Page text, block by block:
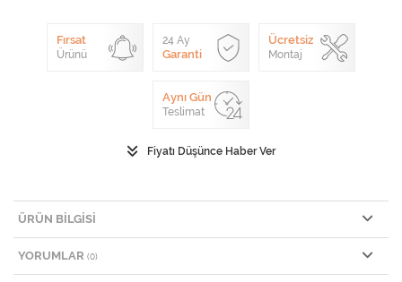
Fırsat
Ürünü
24 Ay
Garanti
Ücretsiz
Montaj
Aynı Gün
Teslimat
Fiyatı Düşünce Haber Ver
ÜRÜN BILGISI
YORUMLAR (0)